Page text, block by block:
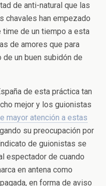
de anti-natural que las
chavales han empezado
de un tiempo a esta
de amores que para
un buen subidón de
de esta práctica tan
mejor y los guionistas
mayor atención a estas
su preocupación por
de guionistas se
espectador de cuando
en antena como
en forma de aviso